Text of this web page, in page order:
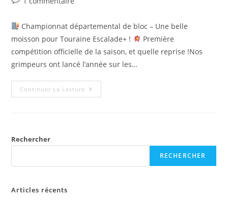
Championnat départemental de bloc – Une belle
moisson pour Touraine Escalade+ !
Première
compétition officielle de la saison, et quelle reprise !Nos
grimpeurs ont lancé l’année sur les…
Continuer La Lecture
Rechercher
RECHERCHER
Articles récents